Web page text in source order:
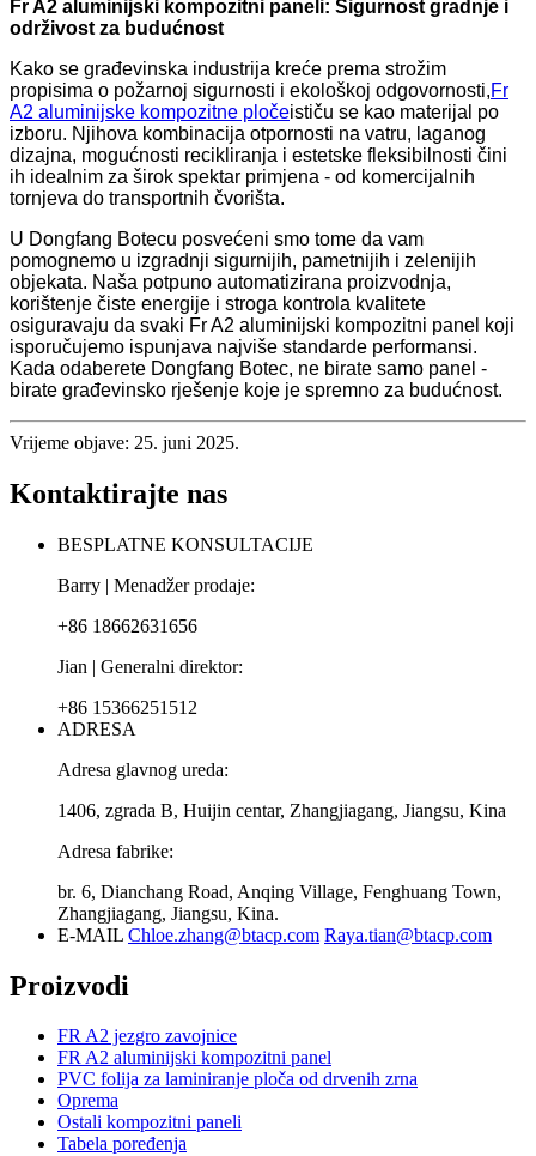
Fr A2 aluminijski kompozitni paneli: Sigurnost gradnje i
održivost za budućnost
Kako se građevinska industrija kreće prema strožim
propisima o požarnoj sigurnosti i ekološkoj odgovornosti,Fr
A2 aluminijske kompozitne pločeističu se kao materijal po
izboru. Njihova kombinacija otpornosti na vatru, laganog
dizajna, mogućnosti recikliranja i estetske fleksibilnosti čini
ih idealnim za širok spektar primjena - od komercijalnih
tornjeva do transportnih čvorišta.
U Dongfang Botecu posvećeni smo tome da vam
pomognemo u izgradnji sigurnijih, pametnijih i zelenijih
objekata. Naša potpuno automatizirana proizvodnja,
korištenje čiste energije i stroga kontrola kvalitete
osiguravaju da svaki Fr A2 aluminijski kompozitni panel koji
isporučujemo ispunjava najviše standarde performansi.
Kada odaberete Dongfang Botec, ne birate samo panel -
birate građevinsko rješenje koje je spremno za budućnost.
Vrijeme objave: 25. juni 2025.
Kontaktirajte nas
BESPLATNE KONSULTACIJE
Barry | Menadžer prodaje:
+86 18662631656
Jian | Generalni direktor:
+86 15366251512
ADRESA
Adresa glavnog ureda:
1406, zgrada B, Huijin centar, Zhangjiagang, Jiangsu, Kina
Adresa fabrike:
br. 6, Dianchang Road, Anqing Village, Fenghuang Town,
Zhangjiagang, Jiangsu, Kina.
E-MAIL Chloe.zhang@btacp.com Raya.tian@btacp.com
Proizvodi
FR A2 jezgro zavojnice
FR A2 aluminijski kompozitni panel
PVC folija za laminiranje ploča od drvenih zrna
Oprema
Ostali kompozitni paneli
Tabela poređenja